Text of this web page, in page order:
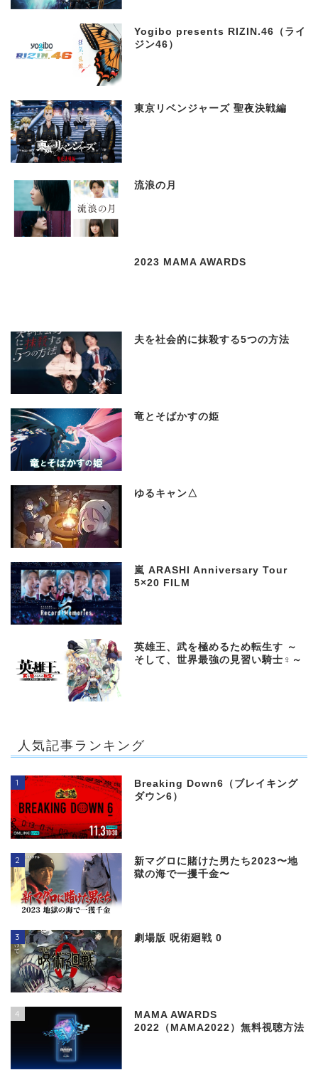
Yogibo presents RIZIN.46（ライ
ジン46）
東京リベンジャーズ 聖夜決戦編
流浪の月
2023 MAMA AWARDS
夫を社会的に抹殺する5つの方法
竜とそばかすの姫
ゆるキャン△
嵐 ARASHI Anniversary Tour
5×20 FILM
英雄王、武を極めるため転生す ～
そして、世界最強の見習い騎士♀～
人気記事ランキング
1
Breaking Down6（ブレイキング
ダウン6）
2
新マグロに賭けた男たち2023〜地
獄の海で一攫千金〜
3 劇場版 呪術廻戦 0
4
MAMA AWARDS
2022（MAMA2022）無料視聴方法